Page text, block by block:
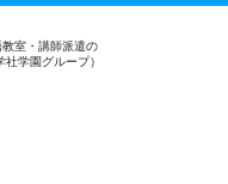
室・講師派遣の
学園グループ）